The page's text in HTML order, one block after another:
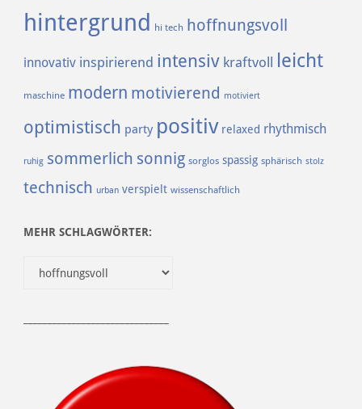
hintergrund hi tech hoffnungsvoll
innovativ inspirierend intensiv kraftvoll leicht
maschine modern motivierend motiviert
optimistisch party positiv relaxed rhythmisch
ruhig sommerlich sonnig sorglos spassig sphärisch stolz
technisch urban verspielt wissenschaftlich
MEHR SCHLAGWÖRTER: